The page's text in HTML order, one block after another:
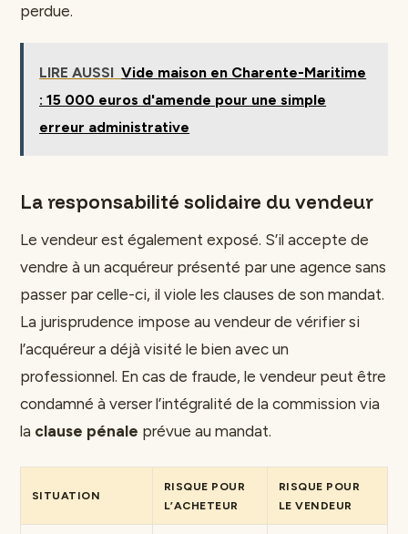
perdue.
LIRE AUSSI Vide maison en Charente-Maritime
: 15 000 euros d'amende pour une simple
erreur administrative
La responsabilité solidaire du vendeur
Le vendeur est également exposé. S’il accepte de
vendre à un acquéreur présenté par une agence sans
passer par celle-ci, il viole les clauses de son mandat.
La jurisprudence impose au vendeur de vérifier si
l’acquéreur a déjà visité le bien avec un
professionnel. En cas de fraude, le vendeur peut être
condamné à verser l’intégralité de la commission via
la clause pénale prévue au mandat.
SITUATION
RISQUE POUR
L’ACHETEUR
RISQUE POUR
LE VENDEUR